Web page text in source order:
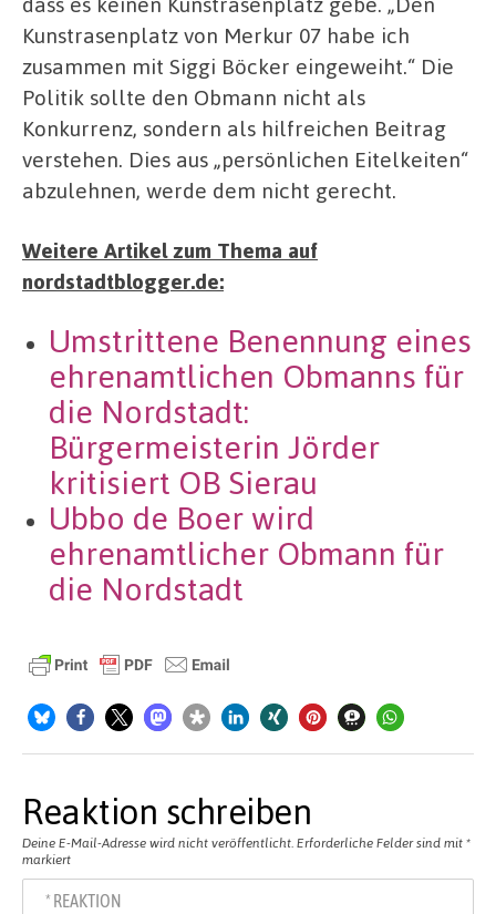
Kunstrasenplatz von Merkur 07 habe ich
zusammen mit Siggi Böcker eingeweiht.“ Die
Politik sollte den Obmann nicht als
Konkurrenz, sondern als hilfreichen Beitrag
verstehen. Dies aus „persönlichen Eitelkeiten“
abzulehnen, werde dem nicht gerecht.
Weitere Artikel zum Thema auf
nordstadtblogger.de:
Umstrittene Benennung eines
ehrenamtlichen Obmanns für
die Nordstadt:
Bürgermeisterin Jörder
kritisiert OB Sierau
Ubbo de Boer wird
ehrenamtlicher Obmann für
die Nordstadt
Reaktion schreiben
Deine E-Mail-Adresse wird nicht veröffentlicht. Erforderliche Felder sind mit *
markiert